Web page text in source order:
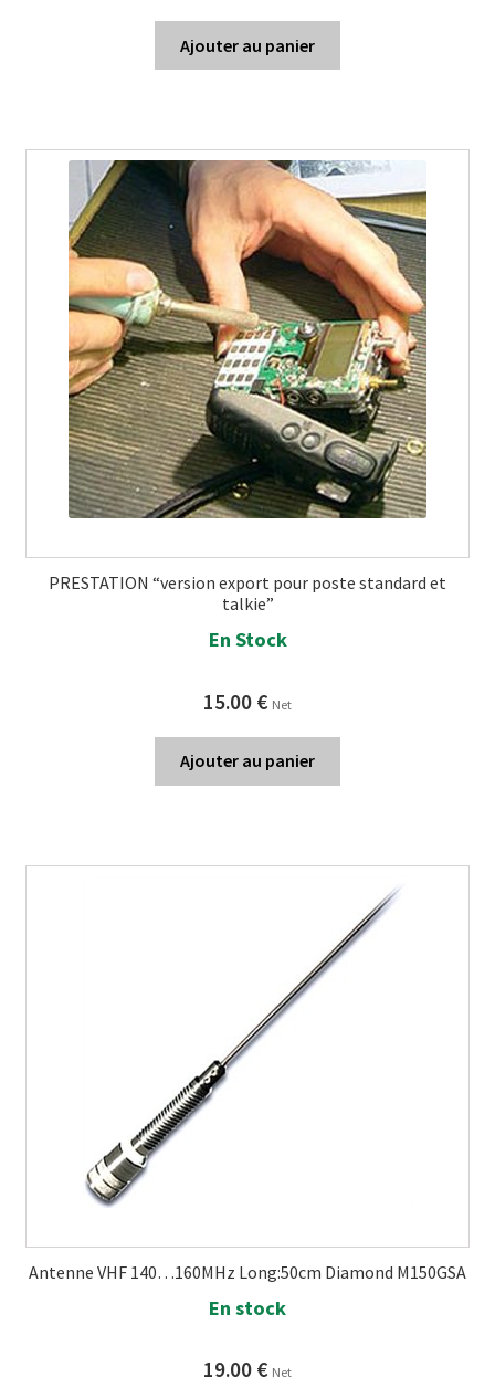
Ajouter au panier
PRESTATION “version export pour poste standard et
talkie”
En Stock
15.00 € Net
Ajouter au panier
Antenne VHF 140…160MHz Long:50cm Diamond M150GSA
En stock
19.00 € Net